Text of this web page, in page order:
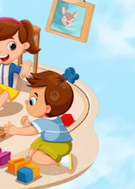
bierze udział
Szkoła.
to ciekawe
których
szansę